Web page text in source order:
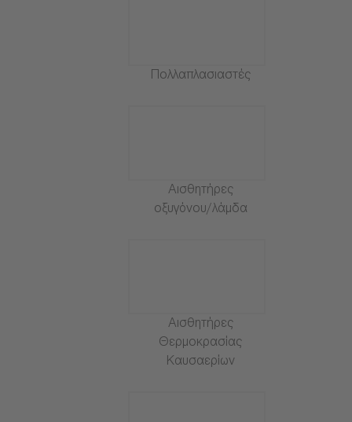
Πολλαπλασιαστές
Αισθητήρες
οξυγόνου/λάμδα
Αισθητήρες
Θερμοκρασίας
Καυσαερίων